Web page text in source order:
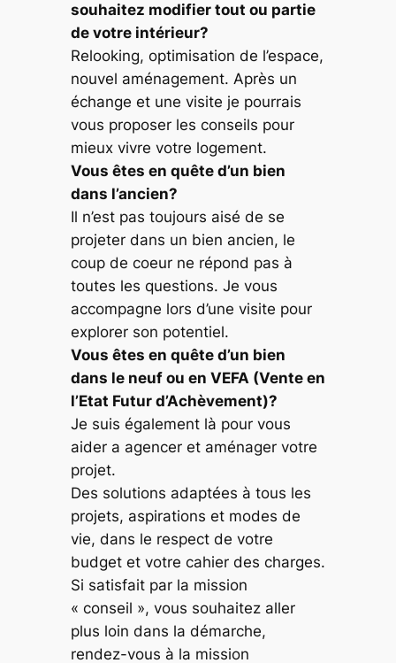
souhaitez modifier tout ou partie
de votre intérieur?
Relooking, optimisation de l’espace,
nouvel aménagement. Après un
échange et une visite je pourrais
vous proposer les conseils pour
mieux vivre votre logement.
Vous êtes en quête d’un bien
dans l’ancien?
Il n’est pas toujours aisé de se
projeter dans un bien ancien, le
coup de coeur ne répond pas à
toutes les questions. Je vous
accompagne lors d’une visite pour
explorer son potentiel.
Vous êtes en quête d’un bien
dans le neuf ou en VEFA (Vente en
l’Etat Futur d’Achèvement)?
Je suis également là pour vous
aider a agencer et aménager votre
projet.
Des solutions adaptées à tous les
projets, aspirations et modes de
vie, dans le respect de votre
budget et votre cahier des charges.
Si satisfait par la mission
« conseil », vous souhaitez aller
plus loin dans la démarche,
rendez-vous à la mission